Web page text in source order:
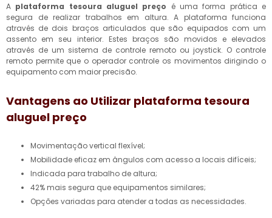
A plataforma tesoura aluguel preço é uma forma prática e
segura de realizar trabalhos em altura. A plataforma funciona
através de dois braços articulados que são equipados com um
assento em seu interior. Estes braços são movidos e elevados
através de um sistema de controle remoto ou joystick. O controle
remoto permite que o operador controle os movimentos dirigindo o
equipamento com maior precisão.
Vantagens ao Utilizar plataforma tesoura
aluguel preço
Movimentação vertical flexível;
Mobilidade eficaz em ângulos com acesso a locais difíceis;
Indicada para trabalho de altura;
42% mais segura que equipamentos similares;
opções variadas para atender a todas as necessidades.